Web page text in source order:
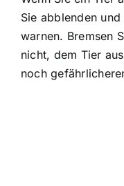
Sie abblenden
warnen. Bremsen
nicht, dem Tier
noch